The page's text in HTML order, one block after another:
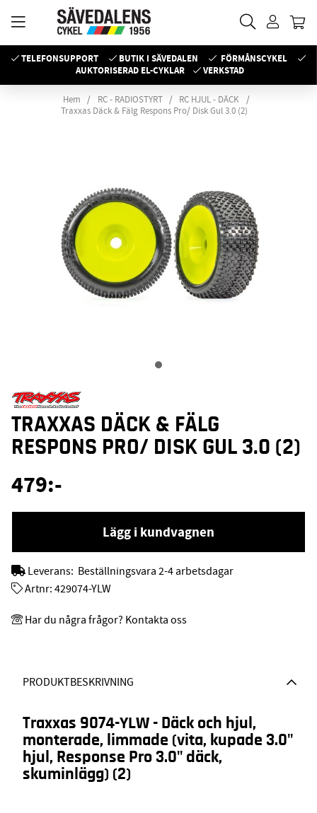
TELEFONSUPPORT BUTIK I SÄVEDALEN
FÖRMÅNSCYKEL
AUKTORISERAD EL-CYKLAR
VERKSTAD
Hem RC - RADIOSTYRT
RC HJUL - DÄCK
Traxxas Däck & Fälg Respons Pro/ Disk Gul 3.0 (2)
PRODUKTBESKRIVNING
Traxxas 9074-YLW - Däck och hjul,
monterade, limmade (vita, kupade 3.0"
hjul, Response Pro 3.0" däck,
skuminlägg) (2)
TRAXXAS DÄCK & FÄLG
RESPONS PRO/ DISK GUL 3.0 (2)
479:-
Lägg i kundvagnen
Leverans: Beställningsvara 2-4 arbetsdagar
Artnr: 429074-YLW
Har du några frågor? Kontakta oss